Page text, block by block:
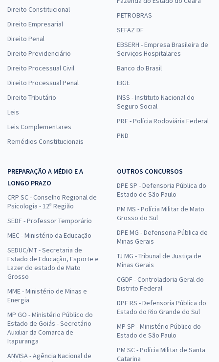
Direito Constitucional
Direito Empresarial
Direito Penal
Direito Previdenciário
Direito Processual Civil
Direito Processual Penal
Direito Tributário
Leis
Leis Complementares
Remédios Constitucionais
PETROBRAS
SEFAZ DF
EBSERH - Empresa Brasileira de
Serviços Hospitalares
Banco do Brasil
IBGE
INSS - Instituto Nacional do
Seguro Social
PRF - Polícia Rodoviária Federal
PND
PREPARAÇÃO A MÉDIO E A
LONGO PRAZO
CRP SC - Conselho Regional de
Psicologia - 12ª Região
SEDF - Professor Temporário
MEC - Ministério da Educação
SEDUC/MT - Secretaria de
Estado de Educação, Esporte e
Lazer do estado de Mato
Grosso
MME - Ministério de Minas e
Energia
MP GO - Ministério Público do
Estado de Goiás - Secretário
Auxiliar da Comarca de
Itapuranga
ANVISA - Agência Nacional de
OUTROS CONCURSOS
DPE SP - Defensoria Pública do
Estado de São Paulo
PM MS - Polícia Militar de Mato
Grosso do Sul
DPE MG - Defensoria Pública de
Minas Gerais
TJ MG - Tribunal de Justiça de
Minas Gerais
CGDF - Controladoria Geral do
Distrito Federal
DPE RS - Defensoria Pública do
Estado do Rio Grande do Sul
MP SP - Ministério Público do
Estado de São Paulo
PM SC - Polícia Militar de Santa
Catarina